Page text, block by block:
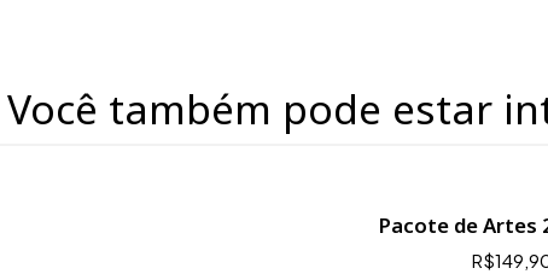
Você também pode estar
Pacote de Artes